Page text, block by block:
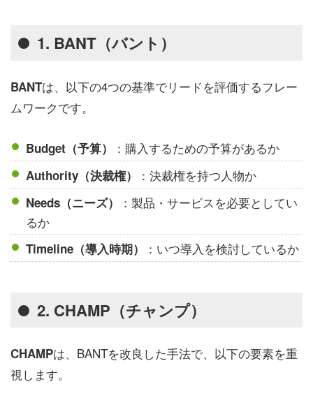
1. BANT（バント）
BANTは、以下の4つの基準でリードを評価するフレー
ムワークです。
Budget（予算） ：購入するための予算があるか
Authority（決裁権） ：決裁権を持つ人物か
Needs（ニーズ）
：製品・サービスを必要としてい
るか
Timeline（導入時期） ：いつ導入を検討しているか
2. CHAMP（チャンプ）
CHAMPは、BANTを改良した手法で、以下の要素を重
視します。